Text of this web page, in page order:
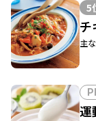
5
チ
主
運